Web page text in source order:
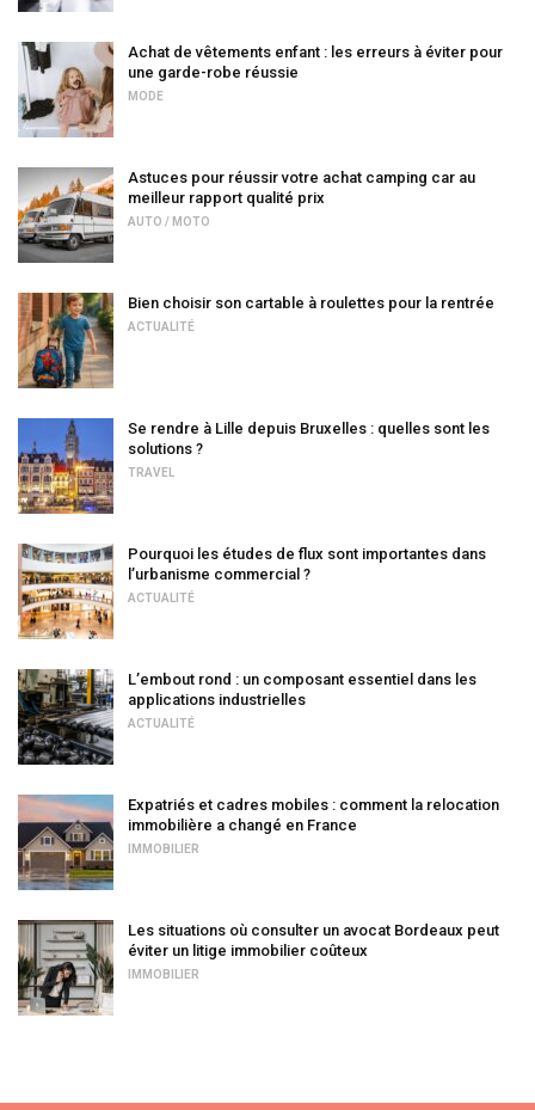
Achat de vêtements enfant : les erreurs à éviter pour
une garde-robe réussie
MODE
Astuces pour réussir votre achat camping car au
meilleur rapport qualité prix
AUTO / MOTO
Bien choisir son cartable à roulettes pour la rentrée
ACTUALITÉ
Se rendre à Lille depuis Bruxelles : quelles sont les
solutions ?
TRAVEL
Pourquoi les études de flux sont importantes dans
l’urbanisme commercial ?
ACTUALITÉ
L’embout rond : un composant essentiel dans les
applications industrielles
ACTUALITÉ
Expatriés et cadres mobiles : comment la relocation
immobilière a changé en France
IMMOBILIER
Les situations où consulter un avocat Bordeaux peut
éviter un litige immobilier coûteux
IMMOBILIER